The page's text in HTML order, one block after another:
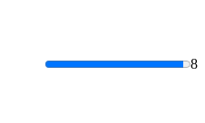
8